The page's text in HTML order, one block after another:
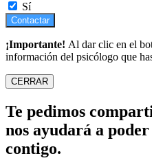
Sí
Contactar
¡Importante! Al dar clic en el
información del psicólogo que
CERRAR
Te pedimos
nos ayudará a
contigo.